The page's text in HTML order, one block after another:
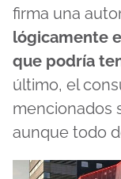
firma una
lógicamente
que podría
último, el
mencionados
aunque todo